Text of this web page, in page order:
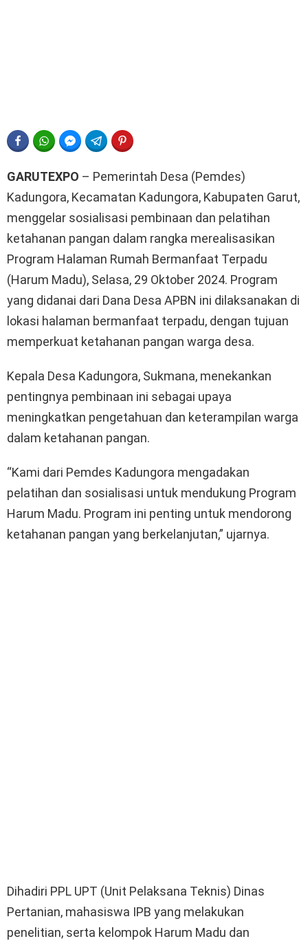
FACEBOOKWHATSAPPFACEBOOK MESSENGER
TELEGRAM
GARUTEXPO – Pemerintah Desa (Pemdes)
Kadungora, Kecamatan Kadungora, Kabupaten Garut,
menggelar sosialisasi pembinaan dan pelatihan
ketahanan pangan dalam rangka merealisasikan
Program Halaman Rumah Bermanfaat Terpadu
(Harum Madu), Selasa, 29 Oktober 2024. Program
yang didanai dari Dana Desa APBN ini dilaksanakan di
lokasi halaman bermanfaat terpadu, dengan tujuan
memperkuat ketahanan pangan warga desa.
Kepala Desa Kadungora, Sukmana, menekankan
pentingnya pembinaan ini sebagai upaya
meningkatkan pengetahuan dan keterampilan warga
dalam ketahanan pangan.
“Kami dari Pemdes Kadungora mengadakan
pelatihan dan sosialisasi untuk mendukung Program
Harum Madu. Program ini penting untuk mendorong
ketahanan pangan yang berkelanjutan,” ujarnya.
Dihadiri PPL UPT (Unit Pelaksana Teknis) Dinas
Pertanian, mahasiswa IPB yang melakukan
penelitian, serta kelompok Harum Madu dan